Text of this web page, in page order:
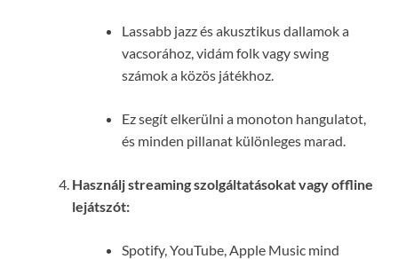
Lassabb jazz és akusztikus dallamok a
vacsorához, vidám folk vagy swing
számok a közös játékhoz.
Ez segít elkerülni a monoton hangulatot,
és minden pillanat különleges marad.
Használj streaming szolgáltatásokat vagy offline
lejátszót:
Spotify, YouTube, Apple Music mind